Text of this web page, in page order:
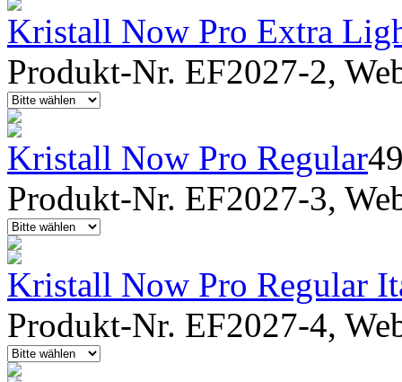
Kristall Now Pro Extra
Produkt-Nr. EF2027-2,
Kristall Now Pro Regular
Produkt-Nr. EF2027-3,
Kristall Now Pro Regular
Produkt-Nr. EF2027-4,